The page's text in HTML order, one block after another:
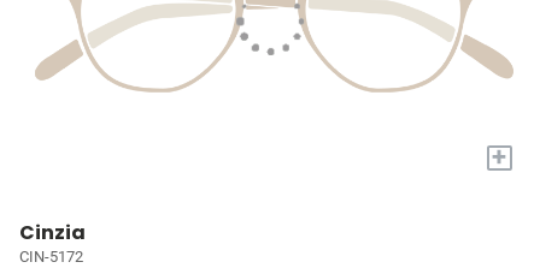
+
Cinzia
CIN-5172